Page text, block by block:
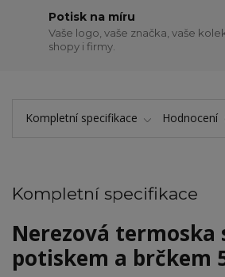
Potisk na míru
Vaše logo, vaše značka, vaše
shopy i firmy.
Kompletní specifikace Hodnocení
Kompletní specifikace
Nerezová termoska
potiskem a brčkem